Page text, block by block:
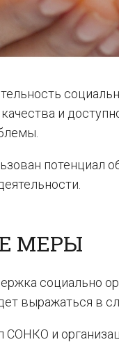
и
потенциал
МЕРЫ
социально
выражаться в
СОНКО и